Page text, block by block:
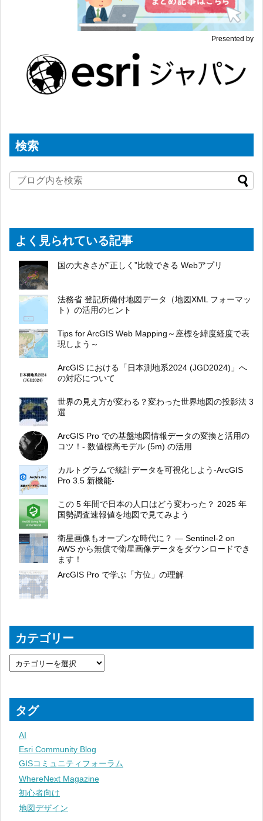
Presented by
検索
よく見られている記事
国の大きさが”正しく”比較できる Webアプリ
法務省 登記所備付地図データ（地図XML フォーマッ
ト）の活用のヒント
Tips for ArcGIS Web Mapping～座標を緯度経度で表
現しよう～
ArcGIS における「日本測地系2024 (JGD2024)」へ
の対応について
世界の見え方が変わる？変わった世界地図の投影法 3
選
ArcGIS Pro での基盤地図情報データの変換と活用の
コツ！- 数値標高モデル (5m) の活用
カルトグラムで統計データを可視化しよう-ArcGIS
Pro 3.5 新機能-
この 5 年間で日本の人口はどう変わった？ 2025 年
国勢調査速報値を地図で見てみよう
衛星画像もオープンな時代に？ ― Sentinel-2 on
AWS から無償で衛星画像データをダウンロードでき
ます！
ArcGIS Pro で学ぶ「方位」の理解
カテゴリー
タグ
AI
Esri Community Blog
GISコミュニティフォーラム
WhereNext Magazine
初心者向け
地図デザイン